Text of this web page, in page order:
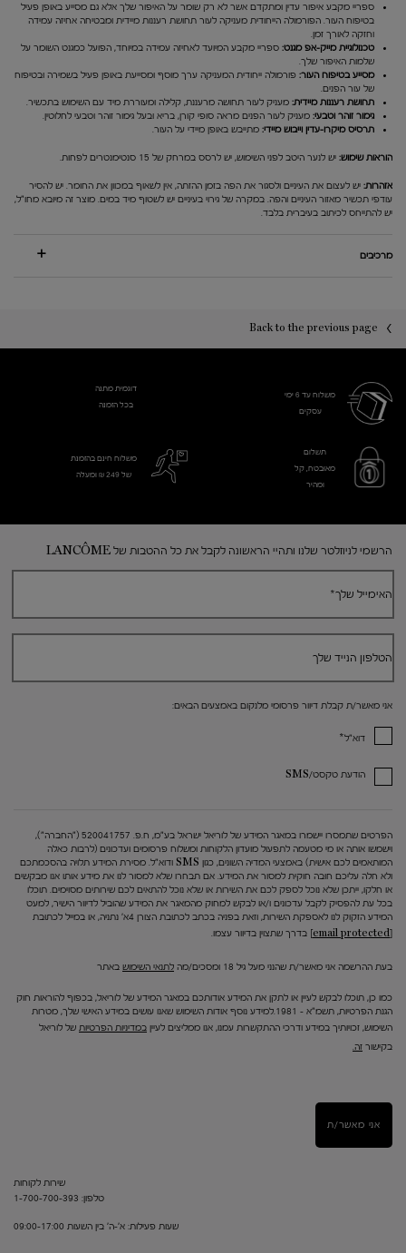
ספריי מקבע איפור עדין ומתקדם אשר לא רק שומר על האיפור שלך אלא גם מסייע באופן פעיל
בטיפוח העור. הפורמולה הייחודית מעניקה לעור תחושת רעננות מיידית ומבטיחה אחיזה עמידה
וחזקה לאורך זמן.
טכנולוגיית מייק-אפ מגנט: ספריי מקבע המיועד לאחיזה עמידה במיוחד, הפועל כמגנט השומר על
שלמות האיפור שלך.
מסייע בטיפוח העור: פורמולה ייחודית המעניקה ערך מוסף ומסייעת באופן פעיל בשמירה ובטיפוח
של עור הפנים.
תחושת רעננות מיידית: מעניק לעור תחושה מרעננת, קלילה ומעוררת מיד עם השימוש בתכשיר.
גימור זוהר וטבעי: מעניק לעור הפנים מראה סופי קורן, בריא ובעל גימור זוהר וטבעי לחלוטין.
תרסיס מיקרו-עדין וייבוש מיידי: מתייבש באופן מיידי על העור.
הוראות שימוש: יש לנער היטב לפני השימוש, יש לרסס במרחק של 15 סנטימנטרים לפחות.
אזהרות: יש לעצום את העיניים ולסגור את הפה בזמן ההזתה, אין לשאוף במכוון את החומר. יש להסיר
עודפי תכשיר מאזור העיניים והפה. במקרה של גירוי בעיניים יש לשטוף מיד במים. מוצר זה מיובא מחו"ל,
יש להתייחס לכיתוב בעיברית בלבד.
מרכיבים
Back to the previous page
משלוח עד 6 ימי
עסקים​
דוגמית מתנה
בכל הזמנה
תשלום
מאובטח, קל
ומהיר
משלוח חינם בהזמנת
של 249 ₪ ומעלה
הרשמי לניוזלטר שלנו ותהיי הראשונה לקבל את כל ההטבות של LANCÔME
האימייל שלך*
הטלפון הנייד שלך
אני מאשר/ת קבלת דיוור פרסומי מלנקום באמצעים הבאים:
דוא"ל*
הודעת טקסט/SMS
הפרטים שתמסרו יישמרו במאגר המידע של לוריאל ישראל בע"מ, ח.פ. 520041757 ("החברה"),
וישמשו אותה או מי מטעמה לתפעול מועדון הלקוחות ומשלוח פרסומים ועדכונים (לרבות כאלה
המותאמים לכם אישית) באמצעי המדיה השונים, כגון SMS ודוא"ל. מסירת המידע תלויה בהסכמתכם
ולא חלה עליכם חובה חוקית למסור את המידע. אם תבחרו שלא למסור לנו את מידע אותו אנו מבקשים
או חלקו, ייתכן שלא נוכל לספק לכם את השירות או שלא נוכל להתאים לכם שירותים מסוימים. תוכלו
בכל עת להפסיק לקבל עדכונים ו/או לבקש למחוק מהמאגר את המידע שהוביל לדיוור הישיר, למעט
המידע הזקוק לנו לאספקת השירות, וזאת בפניה בכתב לכתובת הצורן 4א' נתניה, או במייל לכתובת
[email protected]
בדרך שתצוין בדיוור עצמו.
בעת ההרשמה אני מאשר/ת שהנני מעל גיל 18 ומסכים/מה לתנאי השימוש באתר
כמו כן, תוכלו לבקש לעיין או לתקן את המידע אודותכם במאגר המידע של לוריאל, בכפוף להוראות חוק
הגנת הפרטיות, תשמ"א – 1981.למידע נוסף אודות השימוש שאנו עושים במידע האישי שלך, מטרות
השימוש, זכויותיך במידע ודרכי ההתקשרות עמנו, אנו ממליצים לעיין במדיניות הפרטיות של לוריאל
בקישור זה.
אני מאשר/ת
שירות לקוחות
טלפון: 1-700-700-393
שעות פעילות: א'-ה' בין השעות 09:00-17:00